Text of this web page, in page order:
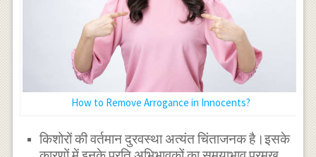
How to Remove Arrogance in Innocents?
किशोरों की वर्तमान दुरवस्था अत्यंत चिंताजनक है।इसके